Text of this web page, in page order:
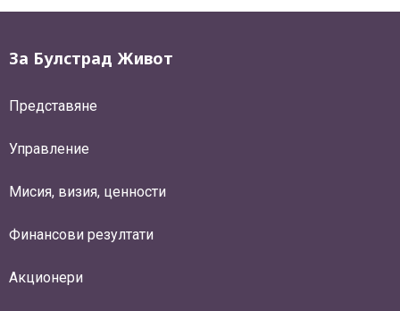
За Булстрад Живот
Представяне
Управление
Мисия, визия, ценности
Финансови резултати
Акционери